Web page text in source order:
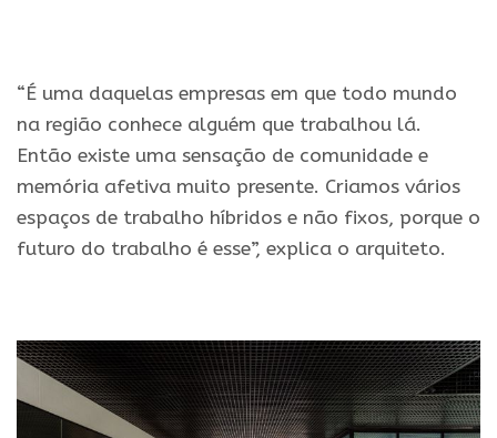
“É uma daquelas empresas em que todo mundo
na região conhece alguém que trabalhou lá.
Então existe uma sensação de comunidade e
memória afetiva muito presente. Criamos vários
espaços de trabalho híbridos e não fixos, porque o
futuro do trabalho é esse”, explica o arquiteto.